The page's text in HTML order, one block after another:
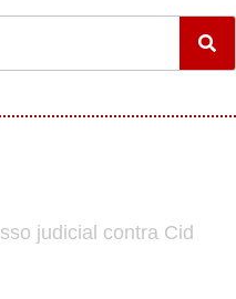
judicial contra Cid